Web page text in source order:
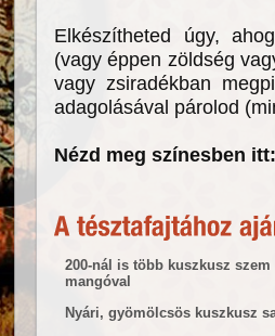
Elkészítheted úgy,
(vagy éppen zöldség
vagy zsiradékban
adagolásával párolod
Nézd meg színesben
200-nál is több kuszkusz
mangóval
Nyári, gyömölcsös kuszkusz